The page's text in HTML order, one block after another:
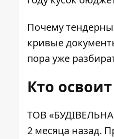
Почему
кривые
пора уже
Кто
ТОВ
2 месяца назад.